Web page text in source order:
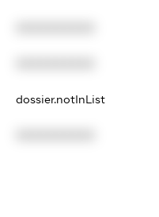
dossier.notInList